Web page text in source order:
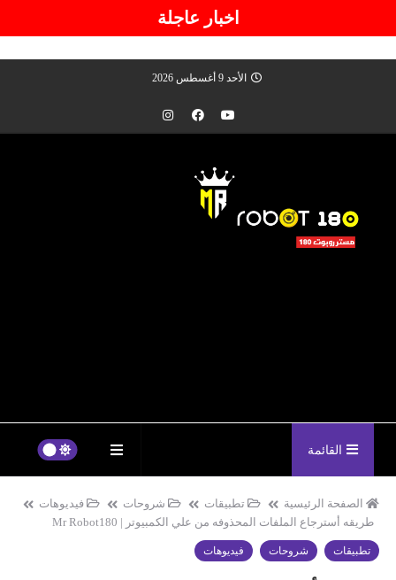
اخبار عاجلة
الأحد 9 أغسطس 2026
القائمة
الصفحة الرئيسية تطبيقات شروحات
فيديوهات
طريقه أسترجاع الملفات المحذوفه من علي الكمبيوتر | Mr Robot180
تطبيقات شروحات فيديوهات